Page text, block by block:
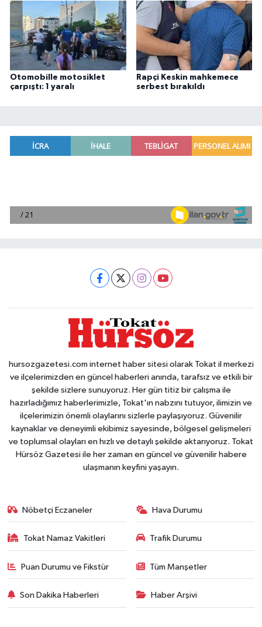
Otomobille motosiklet
çarpıştı: 1 yaralı
Rapçi Keskin mahkemece
serbest bırakıldı
hursozgazetesi.com internet haber sitesi olarak Tokat il merkezi
ve ilçelerimizden en güncel haberleri anında, tarafsız ve etkili bir
şekilde sizlere sunuyoruz. Her gün titiz bir çalışma ile
hazırladığımız haberlerimizle, Tokat'ın nabzını tutuyor, ilimizin ve
ilçelerimizin önemli olaylarını sizlerle paylaşıyoruz. Güvenilir
kaynaklar ve deneyimli ekibimiz sayesinde, bölgesel gelişmeleri
ve toplumsal olayları en hızlı ve detaylı şekilde aktarıyoruz. Tokat
Hürsöz Gazetesi ile her zaman en güncel ve güvenilir habere
ulaşmanın keyfini yaşayın.
Nöbetçi Eczaneler Hava Durumu
Tokat Namaz Vakitleri Trafik Durumu
Puan Durumu ve Fikstür Tüm Manşetler
Son Dakika Haberleri Haber Arşivi